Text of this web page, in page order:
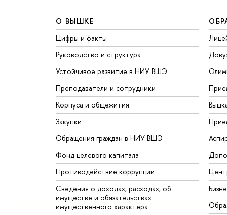
О ВЫШКЕ
Цифры и факты
Руководство и структура
Устойчивое развитие в НИУ ВШЭ
Преподаватели и сотрудники
Корпуса и общежития
Закупки
Обращения граждан в НИУ ВШЭ
Фонд целевого капитала
Противодействие коррупции
Сведения о доходах, расходах, об
имуществе и обязательствах
имущественного характера